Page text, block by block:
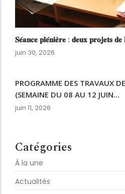
𝐒𝐞́𝐚𝐧𝐜𝐞 𝐩𝐥𝐞́𝐧𝐢𝐞̀𝐫𝐞 : 𝐝𝐞𝐮𝐱 𝐩𝐫𝐨𝐣𝐞𝐭𝐬 𝐝𝐞
juin 30, 2026
PROGRAMME DES TRAVAUX
(SEMAINE DU 08 AU 12 JUIN…
juin 11, 2026
Catégories
À la une
Actualités